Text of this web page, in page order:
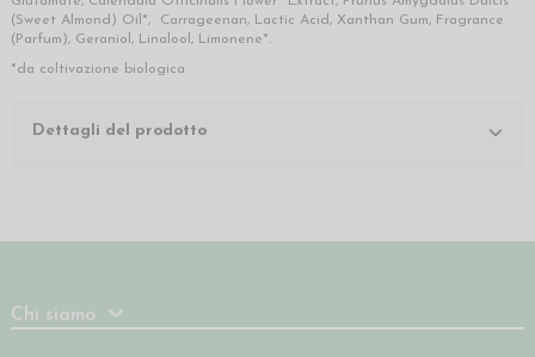
(Sweet Almond) Oil*, Carrageenan, Lactic Acid, Xanthan Gum, Fragrance
(Parfum), Geraniol, Linalool, Limonene*.
*da coltivazione biologica
Dettagli del prodotto
Chi siamo